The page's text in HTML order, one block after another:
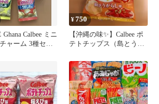
Calbee ミニ
ャーム 3種セッ
¥750
【沖縄の味✨】Calbee ポ
テトチップス（島とうが